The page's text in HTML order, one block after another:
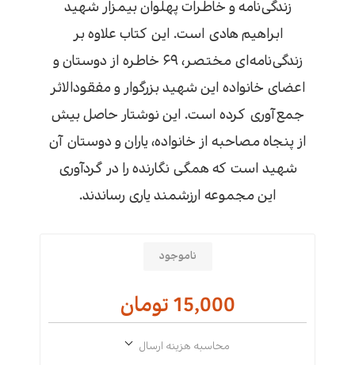
زندگی‌نامه و خاطرات پهلوان بیمزار شهید
ابراهیم هادی است. این کتاب علاوه بر
زندگی‌نامه‌ای مختصر، ۶۹ خاطره از دوستان و
اعضای خانواده این شهید بزرگوار و مفقودالاثر
جمع‌آوری کرده است. این نوشتار حاصل بیش
از پنجاه مصاحبه از خانواده، یاران و دوستان آن
شهید است که همگی نگارنده را در گردآوری
این مجموعه ارزشمند یاری رساندند.
ناموجود
15,000 تومان
محاسبه هزینه ارسال